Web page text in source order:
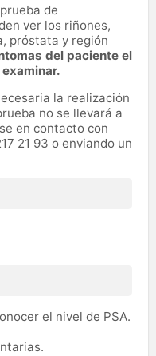
de
ver los riñones,
próstata y región
del paciente el
la realización
no se llevará a
en contacto con
21 93 o enviando un
el nivel de PSA.